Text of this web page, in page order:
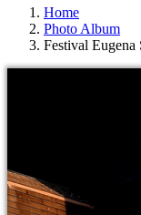
Home
Photo Album
Festival